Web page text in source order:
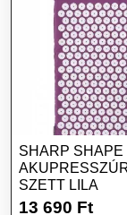
SHARP SHAPE
SZETT LILA
13 690 Ft